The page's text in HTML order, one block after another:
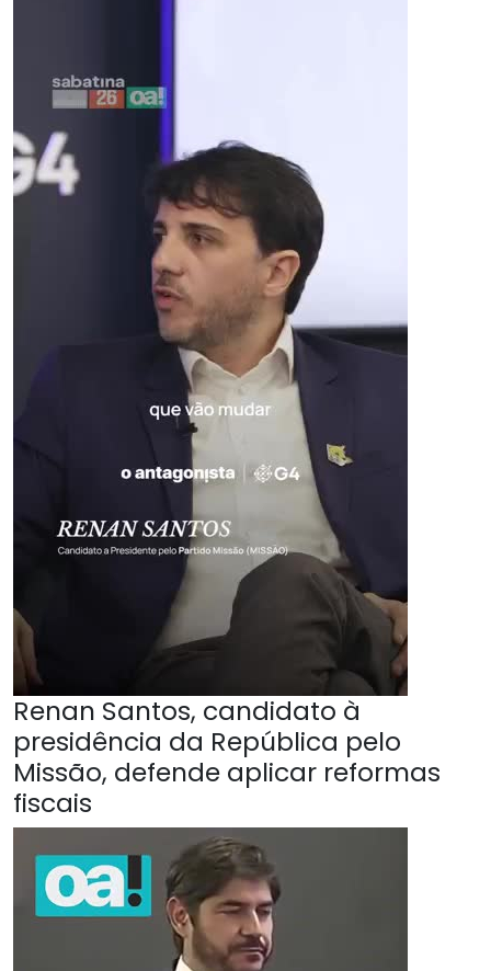
Renan Santos, candidato à
presidência da República pelo
Missão, defende aplicar reformas
fiscais